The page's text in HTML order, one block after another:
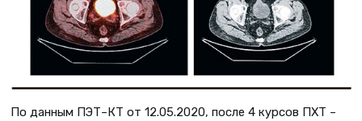
По данным ПЭТ–КТ от 12.05.2020, после 4 курсов ПХТ –